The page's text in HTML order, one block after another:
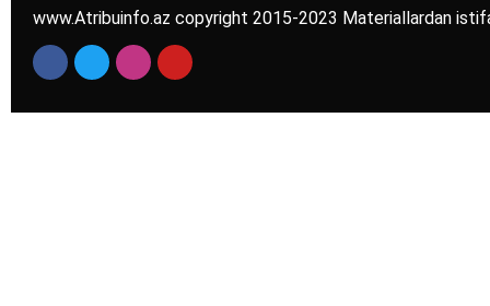
www.Atribuinfo.az copyright 2015-2023 Materiallardan